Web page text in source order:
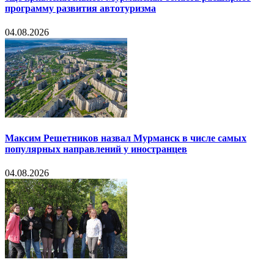
программу развития автотуризма
04.08.2026
Максим Решетников назвал Мурманск в числе самых
популярных направлений у иностранцев
04.08.2026